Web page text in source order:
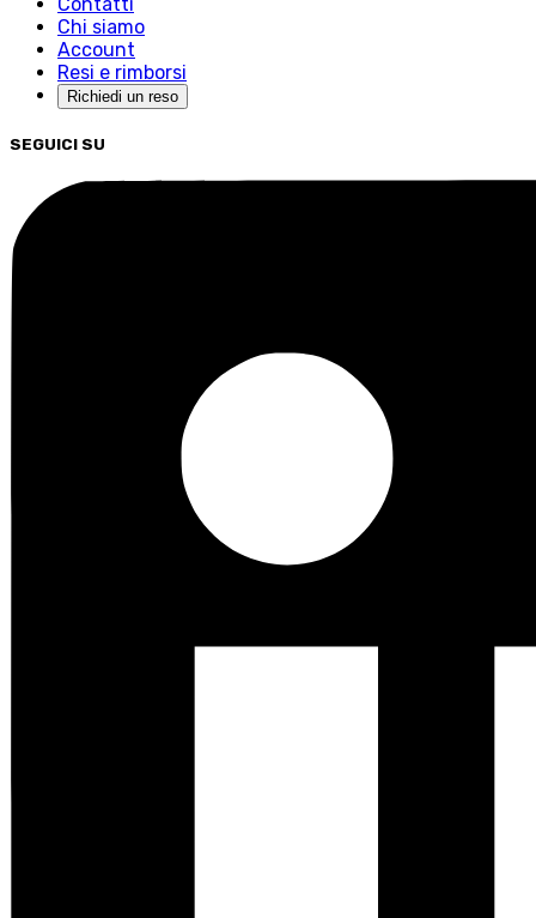
Chi siamo
Account
Resi e rimborsi
Richiedi un reso
SEGUICI SU